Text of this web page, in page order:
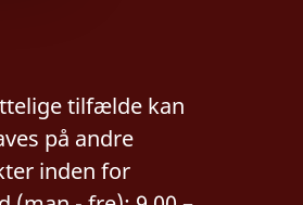
tilfælde kan
på andre
inden for